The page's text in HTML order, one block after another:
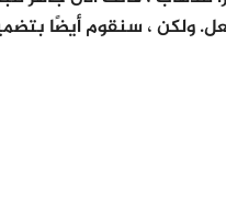
ولكن ، سنقوم أيضًا